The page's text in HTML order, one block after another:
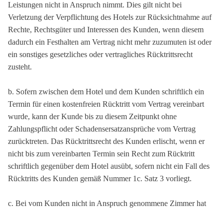
Leistungen nicht in Anspruch nimmt. Dies gilt nicht bei
Verletzung der Verpflichtung des Hotels zur Rücksichtnahme auf
Rechte, Rechtsgüter und Interessen des Kunden, wenn diesem
dadurch ein Festhalten am Vertrag nicht mehr zuzumuten ist oder
ein sonstiges gesetzliches oder vertragliches Rücktrittsrecht
zusteht.
b. Sofern zwischen dem Hotel und dem Kunden schriftlich ein
Termin für einen kostenfreien Rücktritt vom Vertrag vereinbart
wurde, kann der Kunde bis zu diesem Zeitpunkt ohne
Zahlungspflicht oder Schadensersatzansprüche vom Vertrag
zurücktreten. Das Rücktrittsrecht des Kunden erlischt, wenn er
nicht bis zum vereinbarten Termin sein Recht zum Rücktritt
schriftlich gegenüber dem Hotel ausübt, sofern nicht ein Fall des
Rücktritts des Kunden gemäß Nummer 1c. Satz 3 vorliegt.
c. Bei vom Kunden nicht in Anspruch genommene Zimmer hat